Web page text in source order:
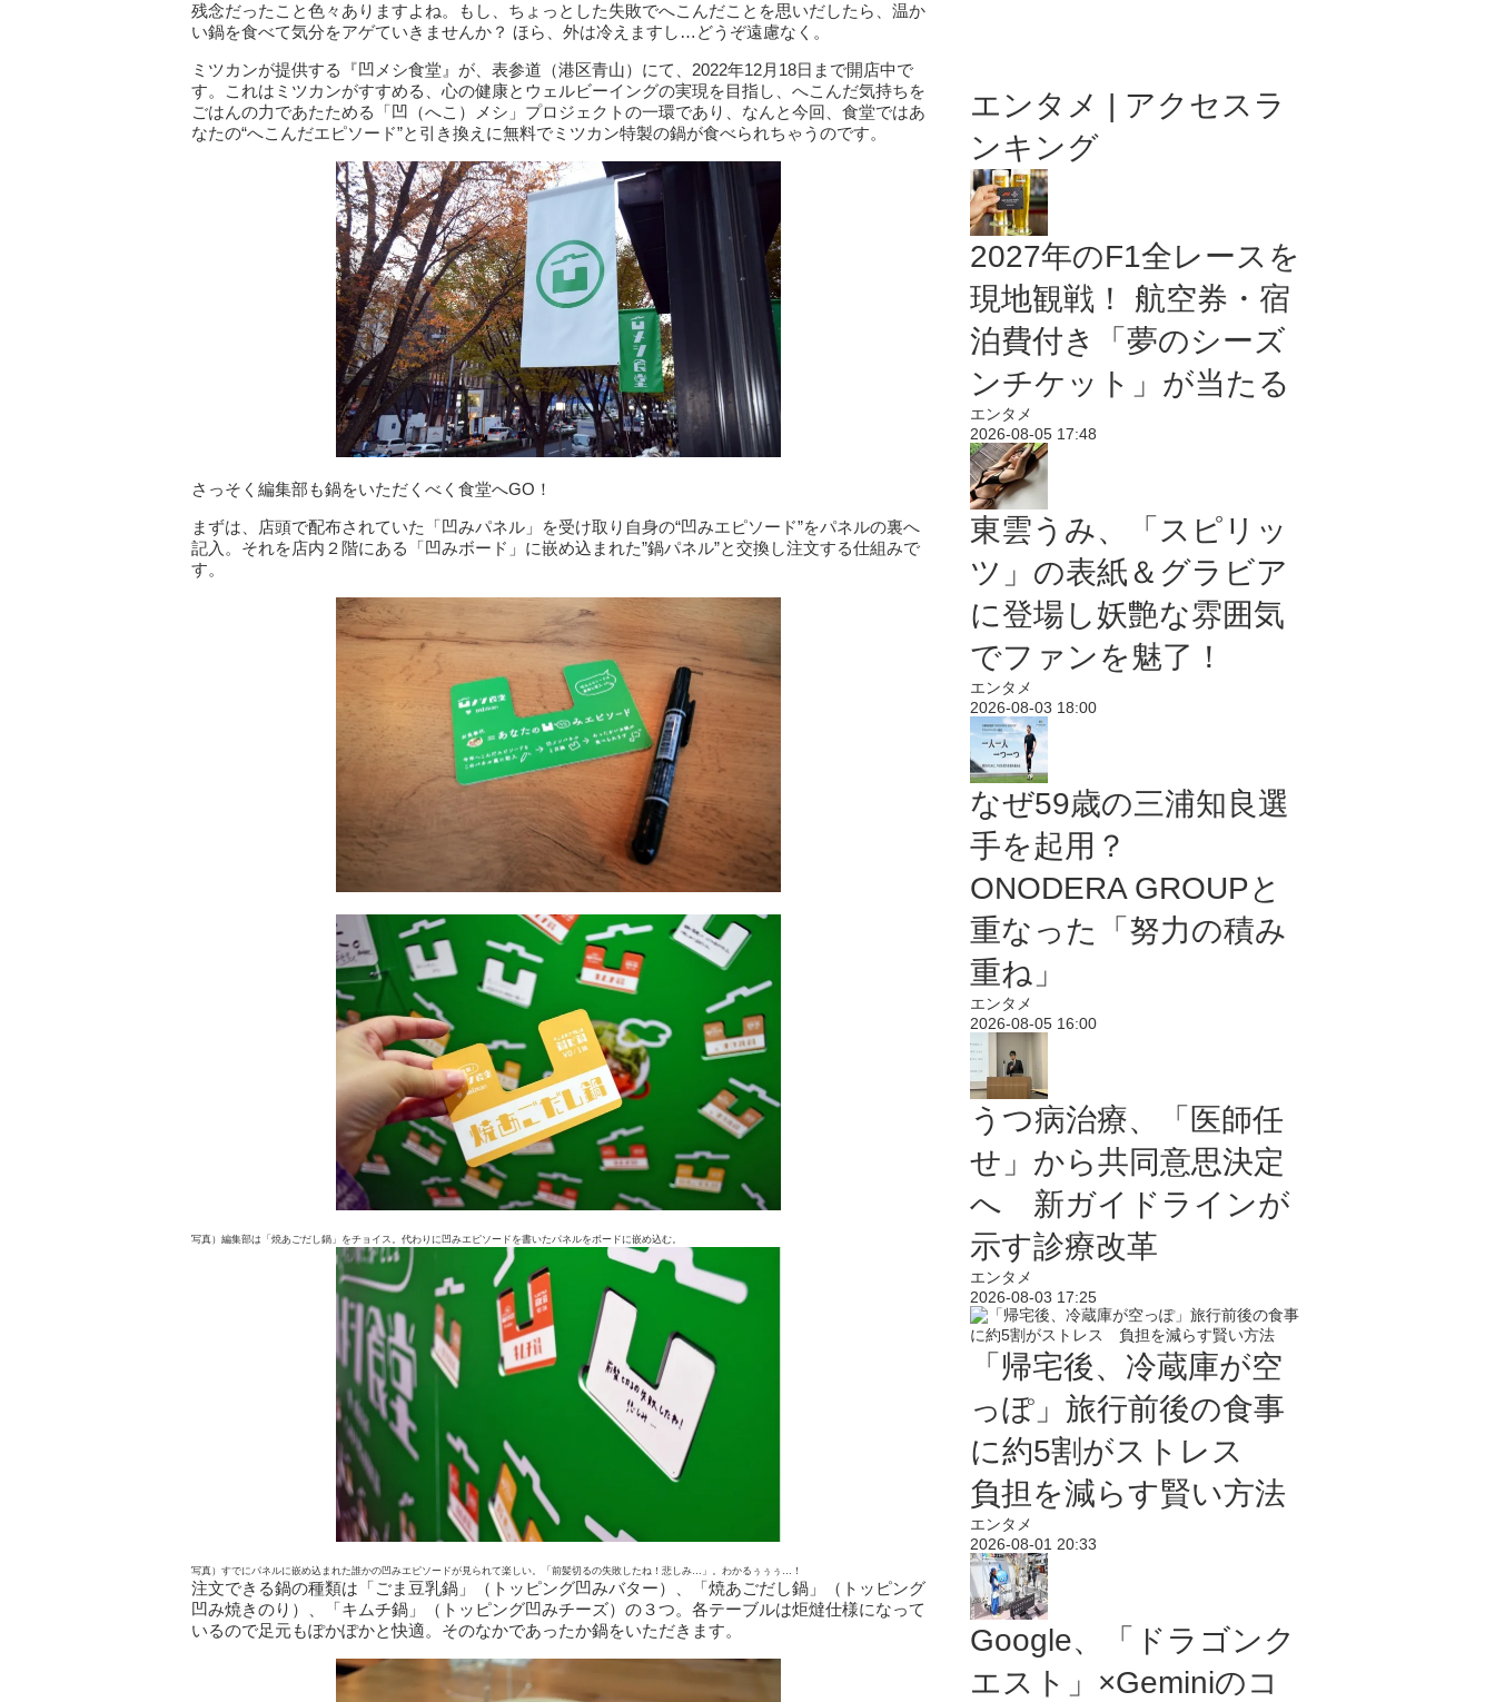
残念だったこと色々ありますよね。もし、ちょっとした失敗でへこんだことを思いだしたら、温か
い鍋を食べて気分をアゲていきませんか？ ほら、外は冷えますし…どうぞ遠慮なく。
ミツカンが提供する『凹メシ食堂』が、表参道（港区青山）にて、2022年12月18日まで開店中で
す。これはミツカンがすすめる、心の健康とウェルビーイングの実現を目指し、へこんだ気持ちを
ごはんの力であたためる「凹（へこ）メシ」プロジェクトの一環であり、なんと今回、食堂ではあ
なたの“へこんだエピソード”と引き換えに無料でミツカン特製の鍋が食べられちゃうのです。
さっそく編集部も鍋をいただくべく食堂へGO！
まずは、店頭で配布されていた「凹みパネル」を受け取り自身の“凹みエピソード”をパネルの裏へ
記入。それを店内２階にある「凹みボード」に嵌め込まれた”鍋パネル”と交換し注文する仕組みで
す。
写真）編集部は「焼あごだし鍋」をチョイス。代わりに凹みエピソードを書いたパネルをボードに嵌め込む。
写真）すでにパネルに嵌め込まれた誰かの凹みエピソードが見られて楽しい。「前髪切るの失敗したね！悲しみ…」。わかるぅぅぅ…！
注文できる鍋の種類は「ごま豆乳鍋」（トッピング凹みバター）、「焼あごだし鍋」（トッピング
凹み焼きのり）、「キムチ鍋」（トッピング凹みチーズ）の３つ。各テーブルは炬燵仕様になって
いるので足元もぽかぽかと快適。そのなかであったか鍋をいただきます。
エンタメ | アクセスラ
ンキング
2027年のF1全レースを
現地観戦！ 航空券・宿
泊費付き「夢のシーズ
ンチケット」が当たる
エンタメ
2026-08-05 17:48
東雲うみ、「スピリッ
ツ」の表紙＆グラビア
に登場し妖艶な雰囲気
でファンを魅了！
エンタメ
2026-08-03 18:00
なぜ59歳の三浦知良選
手を起用？
ONODERA GROUPと
重なった「努力の積み
重ね」
エンタメ
2026-08-05 16:00
うつ病治療、「医師任
せ」から共同意思決定
へ 新ガイドラインが
示す診療改革
エンタメ
2026-08-03 17:25
「帰宅後、冷蔵庫が空
っぽ」旅行前後の食事
に約5割がストレス
負担を減らす賢い方法
エンタメ
2026-08-01 20:33
Google、「ドラゴンク
エスト」×Geminiのコ